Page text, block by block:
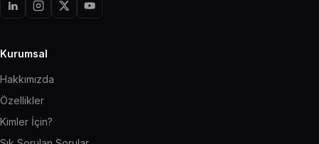
Kurumsal
Hakkımızda
Özellikler
Kimler İçin?